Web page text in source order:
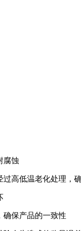
腐蚀
高低温老化处理，
确保产品的一致性